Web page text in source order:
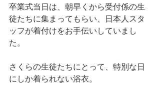
卒業式当日は、朝早くから受付係の生
徒たちに集まってもらい、日本人スタ
ッフが着付けをお手伝いしていまし
た。
さくらの生徒たちにとって、特別な日
にしか着られない浴衣。